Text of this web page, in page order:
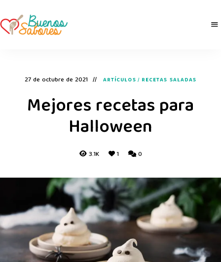
27 de octubre de 2021 ARTÍCULOS / RECETAS SALADAS
Mejores recetas para
Halloween
3.1K 1 0